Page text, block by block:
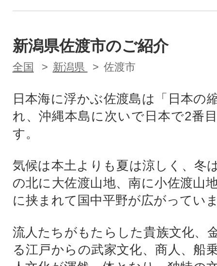
新潟県佐渡市のご紹介
全国 新潟県 佐渡市
日本海に浮かぶ佐渡島は「日本の
れ、沖縄本島に次いで日本で2番
す。
気候は本土よりも夏は涼しく、冬
の北に大佐渡山地、南に小佐渡山
に挟まれて国中平野が広がってい
流人たちがもたらした貴族文化、
る江戸からの武家文化、商人、船